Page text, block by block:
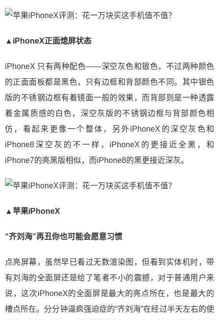
▲iPhoneX正面熄屏状态
iPhoneX 只有两种配色——深空灰色和银色，不过两种颜色
的正面面板都是黑色，只有边框和背部颜色不同。其中银色
版的不锈钢边框有着镜面一般的效果，而背部则是一种透露
着金属质感的白色，深空灰版的不锈钢边框与背部颜色相
仿，看起来更像一个整体，另外iPhoneX的深空灰色和
iPhone8深空灰的不一样，iPhoneX的更接近全黑，和
iPhone7的亮黑版相似，而iPhone8的黑更接近深灰。
▲苹果iPhoneX
“齐刘海”再丑你也可能会愿意习惯
点亮屏幕，虽然早已看过无数渲染图，但看到实体机时，带
有刘海的全面屏还是给了笔者不小的震撼，对于普通用户来
说，这次iPhoneX的全面屏是最大的亮点所在，也是最大的
槽点所在。分分钟逼疯强迫症的“齐刘海”在经过半天左右的使